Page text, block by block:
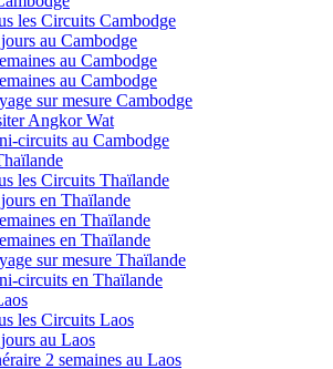
les Circuits Cambodge
au Cambodge
au Cambodge
au Cambodge
sur mesure Cambodge
Angkor Wat
circuits au Cambodge
les Circuits Thaïlande
en Thaïlande
en Thaïlande
en Thaïlande
sur mesure Thaïlande
circuits en Thaïlande
les Circuits Laos
au Laos
2 semaines au Laos